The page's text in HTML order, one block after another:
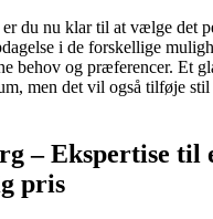
du nu klar til at vælge det
i de forskellige
behov og præferencer. Et
men det vil også tilføje
– Ekspertise til
pris